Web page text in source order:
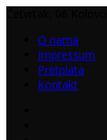
O nama
Impressum
Pretplata
Kontakt